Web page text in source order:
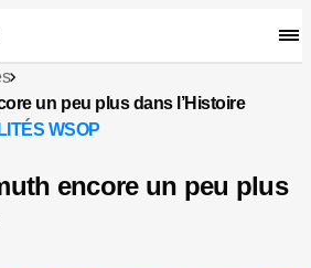
un peu plus dans l’Histoire
WSOP
encore un peu plus